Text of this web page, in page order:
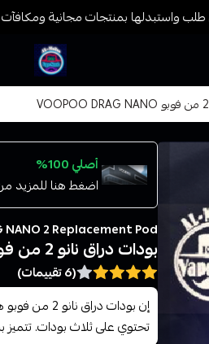
واستبدلها بمنتجات مجانية ومكافآت
فيب المدينة
أصلي 100%
اضغط هنا للمزيد
NANO 2 Replacement Pod
بودات دراق نانو 2 من فوبو VOOPOO DRAG NANO
(6 تقييمات)
إن بودات
تحتوي على ثلاث بودات.